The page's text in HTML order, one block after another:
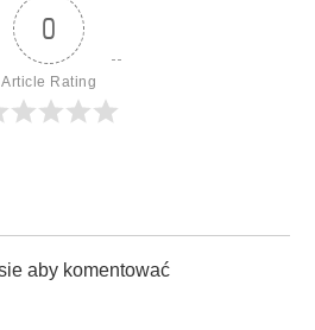
0
Article Rating
aby komentować